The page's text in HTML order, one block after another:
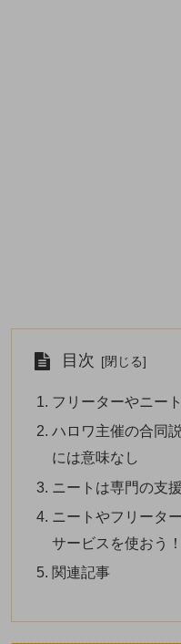
目次
フリーターやニー
ハロワ主催の合同
には意味なし
ニートは専門の支
ニートやフリータ
サービスを使おう！
関連記事